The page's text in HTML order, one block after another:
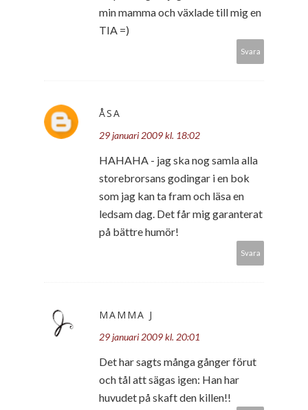
min mamma och växlade till mig en
TIA =)
Svara
ÅSA
29 januari 2009 kl. 18:02
HAHAHA - jag ska nog samla alla
storebrorsans godingar i en bok
som jag kan ta fram och läsa en
ledsam dag. Det får mig garanterat
på bättre humör!
Svara
MAMMA J
29 januari 2009 kl. 20:01
Det har sagts många gånger förut
och tål att sägas igen: Han har
huvudet på skaft den killen!!